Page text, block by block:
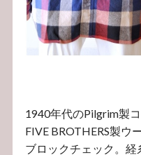
1940年代のPilgrim製
FIVE BROTHERS製ウ
ブロックチェック。